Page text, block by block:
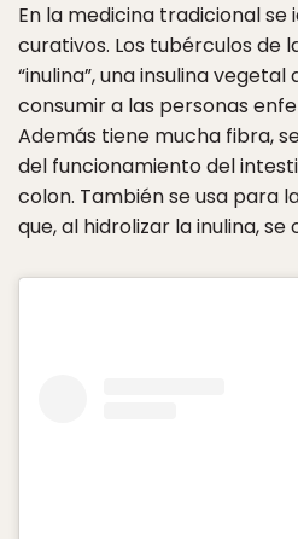
En la medicina tradicional se
curativos. Los tubérculos de
“inulina”, una insulina
consumir a las personas
Además tiene mucha fibra,
del funcionamiento del
colon. También se usa para
que, al hidrolizar la inulina,